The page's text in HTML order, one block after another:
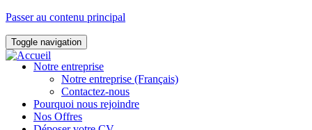
Passer au contenu principal
Toggle navigation
Notre entreprise
Notre entreprise (Français)
Contactez-nous
Pourquoi nous rejoindre
Nos Offres